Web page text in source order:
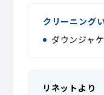
クリーニング
ダウンジャ
リネットより